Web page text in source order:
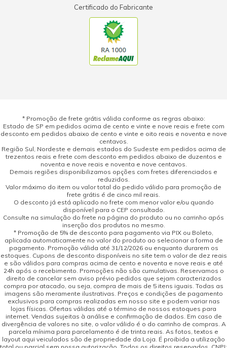
Certificado do Fabricante
* Promoção de frete grátis válida conforme as regras abaixo:
Estado de SP em pedidos acima de cento e vinte e nove reais e frete com
desconto em pedidos abaixo de cento e vinte e oito reais e noventa e nove
centavos.
Região Sul, Nordeste e demais estados do Sudeste em pedidos acima de
trezentos reais e frete com desconto em pedidos abaixo de duzentos e
noventa e nove reais e noventa e nove centavos.
Demais regiões disponibilizamos opções com fretes diferenciados e
reduzidos.
Valor máximo do item ou valor total do pedido válido para promoção de
frete grátis é de cinco mil reais.
O desconto já está aplicado no frete com menor valor e/ou quando
disponível para o CEP consultado.
Consulte na simulação do frete na página do produto ou no carrinho após
inserção dos produtos no mesmo.
* Promoção de 5% de desconto para pagamento via PIX ou Boleto,
aplicada automaticamente no valor do produto ao selecionar a forma de
pagamento. Promoção válida até 31/12/2026 ou enquanto durarem os
estoques. Cupons de desconto disponíveis no site tem o valor de dez reais
e são válidos para compras acima de cento e noventa e nove reais e até
24h após o recebimento. Promoções não são cumulativas. Reservamos o
direito de cancelar sem aviso prévio pedidos que sejam caracterizados
compra por atacado, ou seja, compra de mais de 5 itens iguais. Todas as
imagens são meramente ilustrativas. Preços e condições de pagamento
exclusivos para compras realizadas em nosso site e podem variar nas
lojas físicas. Ofertas válidas até o término de nossos estoques para
internet. Vendas sujeitas à análise e confirmação de dados. Em caso de
divergência de valores no site, o valor válido é o do carrinho de compras. A
parcela mínima para parcelamento é de trinta reais. As fotos, textos e
layout aqui veiculados são de propriedade da Loja. É proibida a utilização